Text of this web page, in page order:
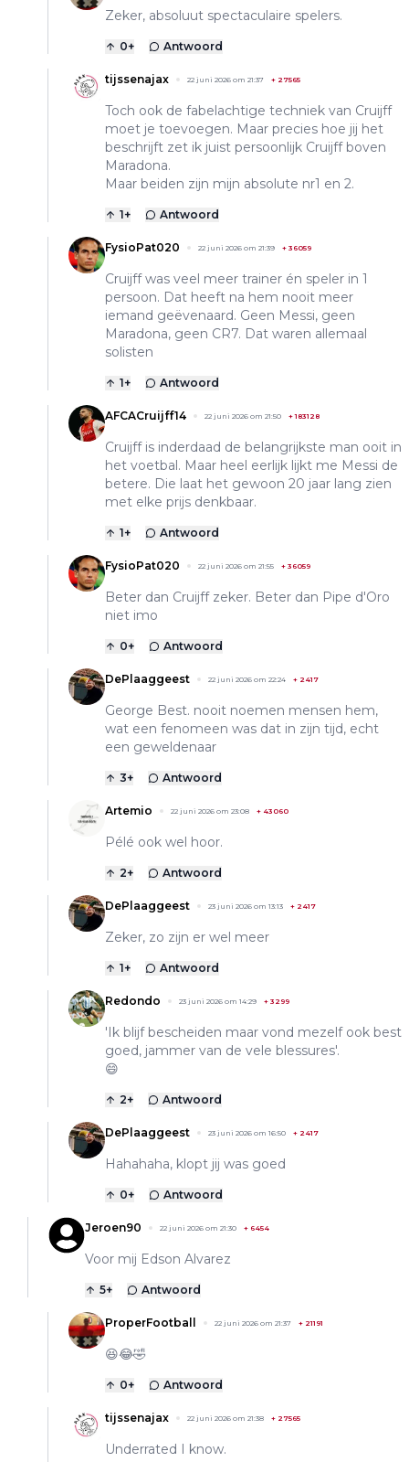
Zeker, absoluut spectaculaire spelers.
0+ Antwoord
tijssenajax 22 juni 2026 om 21:37 + 27565
Toch ook de fabelachtige techniek van Cruijff
moet je toevoegen. Maar precies hoe jij het
beschrijft zet ik juist persoonlijk Cruijff boven
Maradona.
Maar beiden zijn mijn absolute nr1 en 2.
1+ Antwoord
FysioPat020 22 juni 2026 om 21:39 + 36059
Cruijff was veel meer trainer én speler in 1
persoon. Dat heeft na hem nooit meer
iemand geëvenaard. Geen Messi, geen
Maradona, geen CR7. Dat waren allemaal
solisten
1+ Antwoord
AFCACruijff14 22 juni 2026 om 21:50 +183128
Cruijff is inderdaad de belangrijkste man ooit in
het voetbal. Maar heel eerlijk lijkt me Messi de
betere. Die laat het gewoon 20 jaar lang zien
met elke prijs denkbaar.
1+ Antwoord
FysioPat020 22 juni 2026 om 21:55 + 36059
Beter dan Cruijff zeker. Beter dan Pipe d'Oro
niet imo
0+ Antwoord
DePlaaggeest 22 juni 2026 om 22:24 + 2417
George Best. nooit noemen mensen hem,
wat een fenomeen was dat in zijn tijd, echt
een geweldenaar
3+ Antwoord
Artemio 22 juni 2026 om 23:08 + 43060
Pélé ook wel hoor.
2+ Antwoord
DePlaaggeest 23 juni 2026 om 13:13 + 2417
Zeker, zo zijn er wel meer
1+ Antwoord
Redondo 23 juni 2026 om 14:29 + 3299
'Ik blijf bescheiden maar vond mezelf ook best
goed, jammer van de vele blessures'.
😄
2+ Antwoord
DePlaaggeest 23 juni 2026 om 16:50 + 2417
Hahahaha, klopt jij was goed
0+ Antwoord
Jeroen90 22 juni 2026 om 21:30 + 6454
Voor mij Edson Alvarez
5+ Antwoord
ProperFootball 22 juni 2026 om 21:37 + 21191
😆😂🤣
0+ Antwoord
tijssenajax 22 juni 2026 om 21:38 + 27565
Underrated I know.